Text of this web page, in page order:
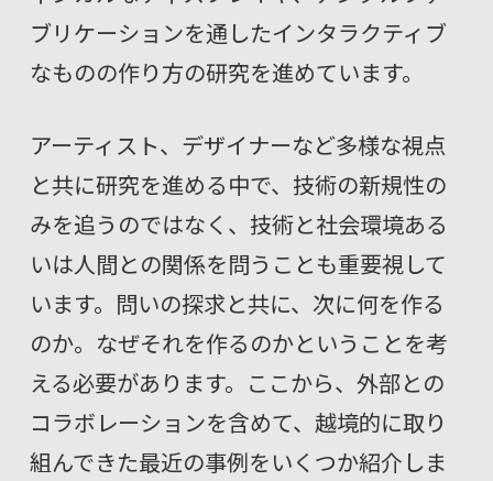
ブリケーションを通したインタラクティブ
なものの作り方の研究を進めています。
アーティスト、デザイナーなど多様な視点
と共に研究を進める中で、技術の新規性の
みを追うのではなく、技術と社会環境ある
いは人間との関係を問うことも重要視して
います。問いの探求と共に、次に何を作る
のか。なぜそれを作るのかということを考
える必要があります。ここから、外部との
コラボレーションを含めて、越境的に取り
組んできた最近の事例をいくつか紹介しま